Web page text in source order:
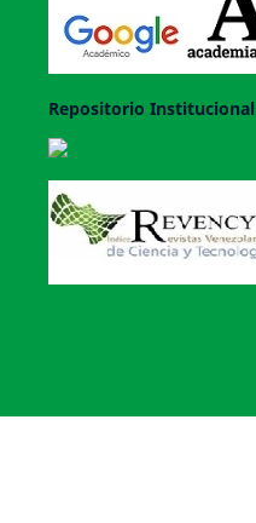
Repositorio Institucional